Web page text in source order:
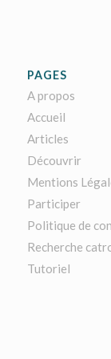
PAGES
A propos
Accueil
Articles
Découvrir
Mentions
Participer
Politique de
Recherche
Tutoriel